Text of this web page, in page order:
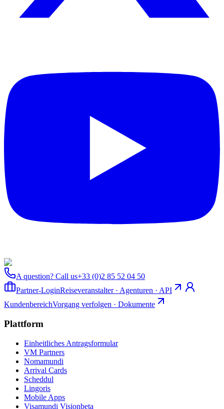
A question? Call us+33 (0)2 85 52 04 50
Partner-LoginReiseveranstalter · Agenturen · API
KundenbereichVorgang verfolgen · Dokumente
Plattform
Einheitliches Antragsformular
VM Partners
Nomamundi
Arrival Cards
Scheddul
Lingoris
Mobile Apps
Visamundi Visionbeta